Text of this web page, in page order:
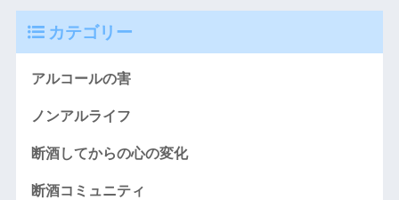
カテゴリー
アルコールの害
ノンアルライフ
断酒してからの心の変化
断酒コミュニティ